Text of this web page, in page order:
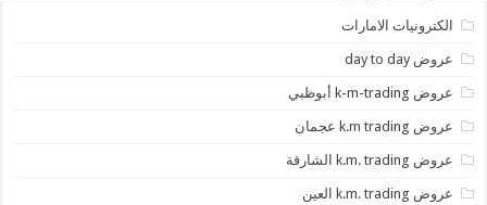
الكترونيات الامارات
عروض day to day
عروض k-m-trading أبوظبي
عروض k.m trading عجمان
عروض k.m. trading الشارقة
عروض k.m. trading العين